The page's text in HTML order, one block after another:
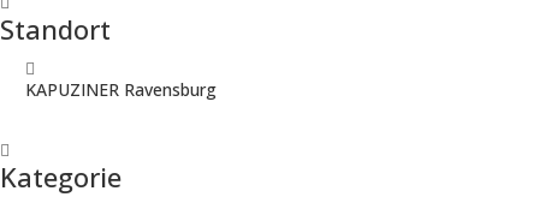
Standort
KAPUZINER Ravensburg
Kategorie